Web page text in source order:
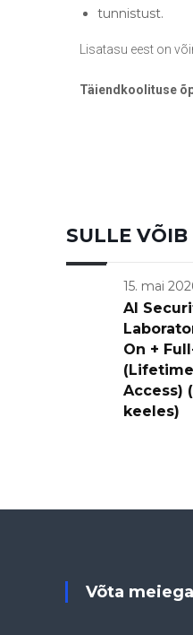
tunnistust.
Lisatasu eest on
Täiendkoolituse
SULLE
15. mai
AI
On +
Access)
keeles)
Võta